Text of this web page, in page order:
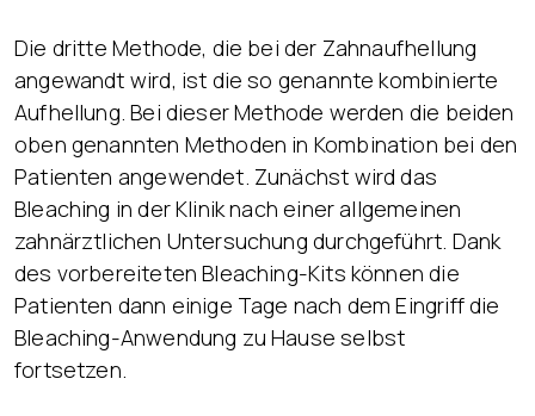
Die dritte Methode, die bei der Zahnaufhellung
angewandt wird, ist die so genannte kombinierte
Aufhellung. Bei dieser Methode werden die beiden
oben genannten Methoden in Kombination bei den
Patienten angewendet. Zunächst wird das
Bleaching in der Klinik nach einer allgemeinen
zahnärztlichen Untersuchung durchgeführt. Dank
des vorbereiteten Bleaching-Kits können die
Patienten dann einige Tage nach dem Eingriff die
Bleaching-Anwendung zu Hause selbst
fortsetzen.